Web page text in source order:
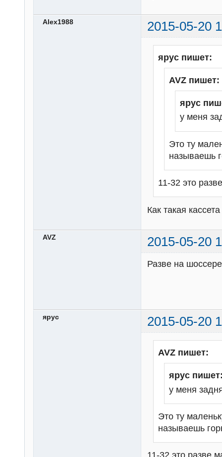
Alex1988 2015-05-20
ярус пишет:
AVZ пишет:
ярус
у меня
Это ту
называешь
11-32 это
Как такая
AVZ 2015-05-20
Разве на
ярус 2015-05-20
AVZ пишет:
ярус
у меня
Это ту
называешь